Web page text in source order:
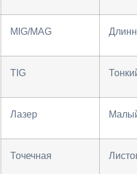
MIG/MAG
TIG
Лазер
Точечная